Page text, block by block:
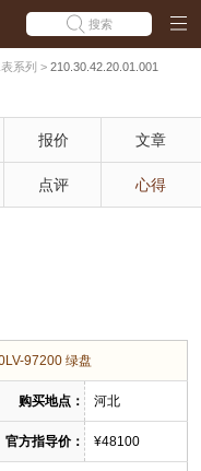
搜索
系列 > 210.30.42.20.01.001
报价 文章
点评 心得
97200 绿盘
购买地点： 河北
官方指导价： ¥48100